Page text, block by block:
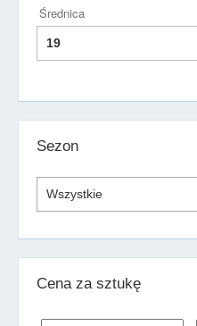
Średnica
Sezon
Cena za sztukę